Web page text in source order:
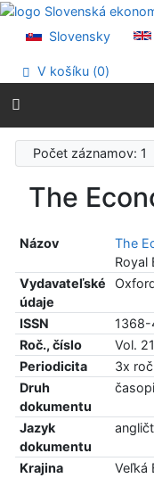
Prejsť na obsah
Prehlásenie o
Slovensky
V košíku (0)
Počet záznamov: 1
The
Názov The
Royal
Vydavateľské
údaje
ISSN
1368-
Roč., číslo
Vol.
Periodicita
3x
Druh
dokumentu
Jazyk
dokumentu
Krajina
Veľká